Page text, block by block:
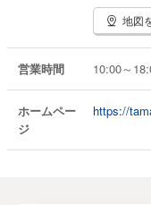
地図
営業時間 10:00～
ホームペー
ジ
https://